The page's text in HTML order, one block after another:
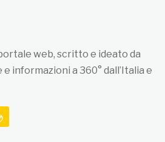
web, scritto e ideato da
informazioni a 360° dall’Italia e